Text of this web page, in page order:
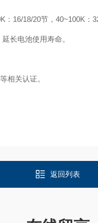
16/18/20节，40~100K：
长电池使用寿命。
相关认证。
返回列表